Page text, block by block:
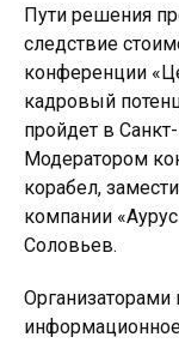
Пути решения
следствие
конференции
кадровый
пройдет в
Модератором
корабел,
компании
Соловьев.